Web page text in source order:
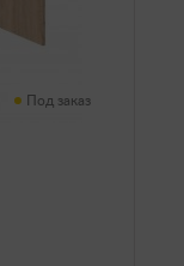
Под заказ